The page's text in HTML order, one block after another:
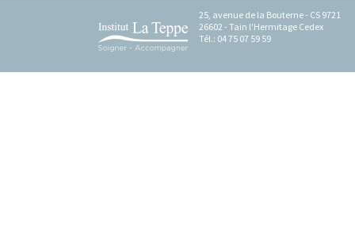
25, avenue de la Bouterne - CS 9721
26602 - Tain l'Hermitage Cedex
Tél.: 04 75 07 59 59